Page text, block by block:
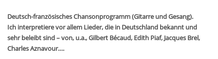
Deutsch-französisches Chansonprogramm (Gitarre und Gesang).
Ich interpretiere vor allem Lieder, die in Deutschland bekannt und
sehr beleibt sind – von, u.a., Gilbert Bécaud, Edith Piaf, Jacques Brel,
Charles Aznavour….